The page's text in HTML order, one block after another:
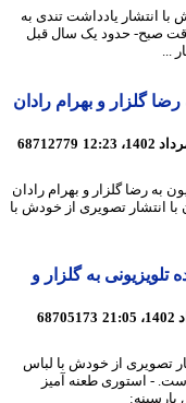
یادداشت تندی به
حدود یک سال قبل
و بهرام رادان
68712779
گلزار و بهرام رادان
تصویری از خودش با
به گلزار و
68705173
از خودش با لباس
استوری طعنه آمیز